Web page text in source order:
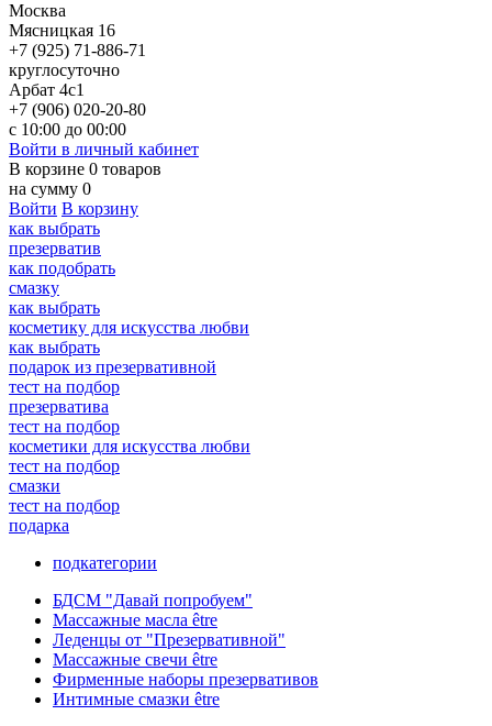
Москва
Мясницкая 16
+7 (925) 71-886-71
круглосуточно
Арбат 4с1
+7 (906) 020-20-80
с 10:00 до 00:00
Войти в личный кабинет
В корзине 0 товаров
на сумму 0
Войти В корзину
как выбрать
презерватив
как подобрать
смазку
как выбрать
косметику для искусства любви
как выбрать
подарок из презервативной
тест на подбор
презерватива
тест на подбор
косметики для искусства любви
тест на подбор
смазки
тест на подбор
подарка
подкатегории
БДСМ "Давай попробуем"
Массажные масла être
Леденцы от "Презервативной"
Массажные свечи être
Фирменные наборы презервативов
Интимные смазки être